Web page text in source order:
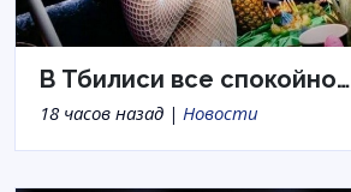
В Тбилиси все спокойно…
18 часов назад | Новости